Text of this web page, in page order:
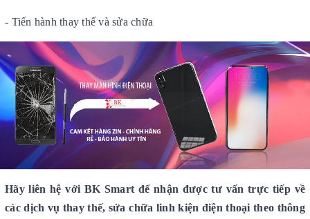
- Tiến hành thay thế và sửa chữa
Hãy liên hệ với BK Smart để nhận được tư vấn trực tiếp về
các dịch vụ thay thế, sửa chữa linh kiện điện thoại theo thông